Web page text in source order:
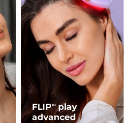
FLIPTMplay
advanced